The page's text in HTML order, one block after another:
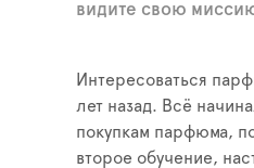
видите свою
Интересоваться
лет назад. Всё
покупкам парфюма,
второе обучение,